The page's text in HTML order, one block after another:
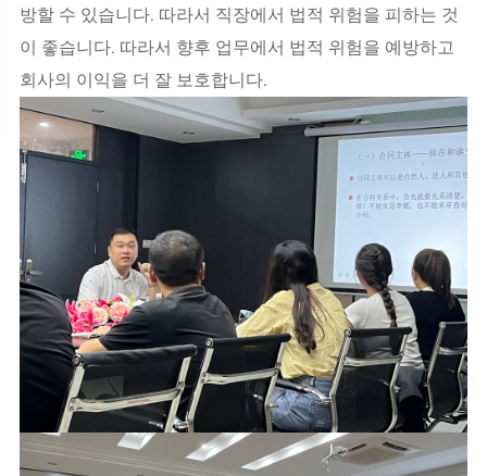
방할 수 있습니다. 따라서 직장에서 법적 위험을 피하는 것
이 좋습니다. 따라서 향후 업무에서 법적 위험을 예방하고
회사의 이익을 더 잘 보호합니다.